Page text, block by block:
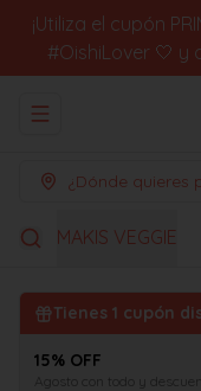
¡Utiliza el cupón
#OishiLover 🤍 y
Abrir menu de
¿Dónde quieres
MAKIS VEGGIE
Tienes 1 cupón
15% OFF
Agosto con todo y